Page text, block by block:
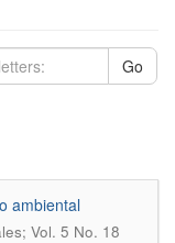
Go
ambiental
Vol. 5 No. 18